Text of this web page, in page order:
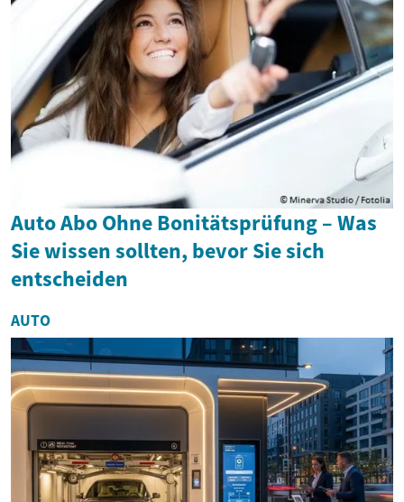
Auto Abo Ohne Bonitätsprüfung – Was
Sie wissen sollten, bevor Sie sich
entscheiden
AUTO